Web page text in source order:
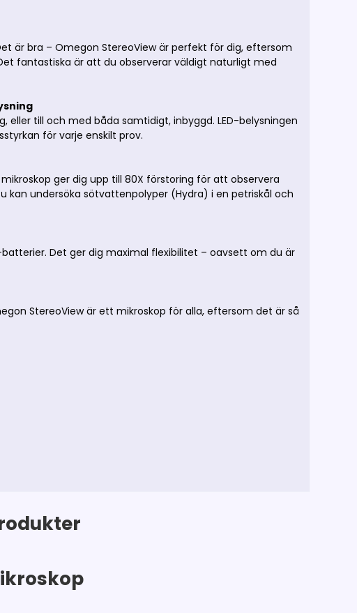
är bra – Omegon StereoView är perfekt för dig, eftersom
fantastiska är att du observerar väldigt naturligt med
till och med båda samtidigt, inbyggd. LED-belysningen
för varje enskilt prov.
ger dig upp till 80X förstoring för att observera
kan undersöka sötvattenpolyper (Hydra) i en petriskål och
Det ger dig maximal flexibilitet – oavsett om du är
StereoView är ett mikroskop för alla, eftersom det är så